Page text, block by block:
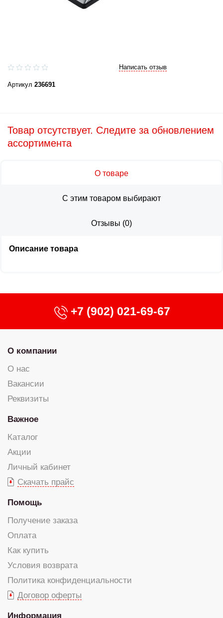
Написать отзыв
Артикул 236691
Товар отсутствует. Следите за обновлением
ассортимента
О товаре
С этим товаром выбирают
Отзывы (0)
Описание товара
+7 (902) 021-69-67
О компании
О нас
Вакансии
Реквизиты
Важное
Каталог
Акции
Личный кабинет
Скачать прайс
Помощь
Получение заказа
Оплата
Как купить
Условия возврата
Политика конфиденциальности
Договор оферты
Информация